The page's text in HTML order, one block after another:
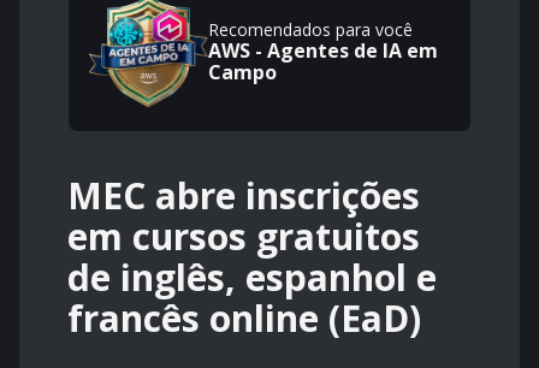
Recomendados para você
AWS - Agentes de IA em
Campo
MEC abre inscrições
em cursos gratuitos
de inglês, espanhol e
francês online (EaD)